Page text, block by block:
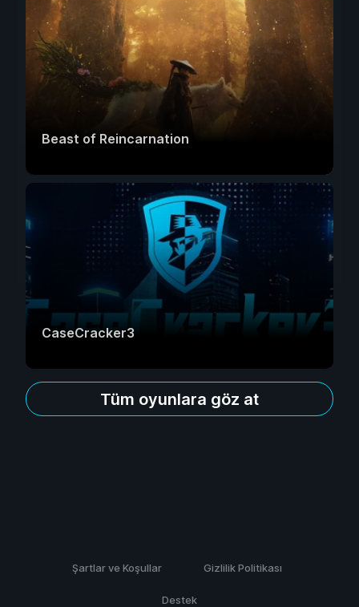
Beast of Reincarnation
CaseCracker3
Tüm oyunlara göz at
Şartlar ve Koşullar Gizlilik Politikası
Destek